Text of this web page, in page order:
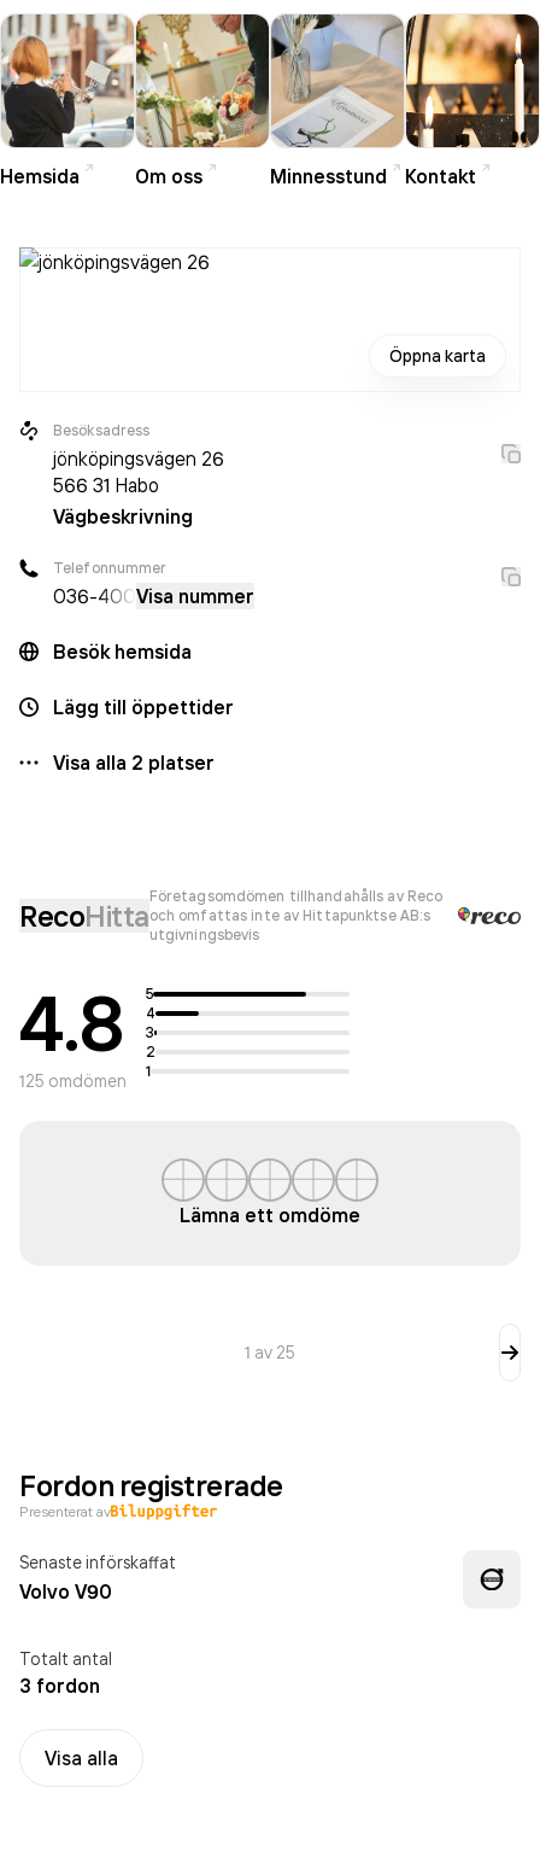
när du söker trygghet för livet.
Hemsida Om oss Minnesstund Kontakt
Öppna karta
Besöksadress
jönköpingsvägen 26
566 31 Habo
Vägbeskrivning
Telefonnummer
036-400Visa nummer
Besök hemsida
Lägg till öppettider
Visa alla 2 platser
RecoHitta
Företagsomdömen tillhandahålls av Reco
och omfattas inte av Hittapunktse AB:s
utgivningsbevis
4.8
125 omdömen
5
4
3
2
1
Lämna ett omdöme
1 av 25
Fordon registrerade
Presenterat av
Senaste införskaffat
Volvo V90
Totalt antal
3 fordon
Visa alla